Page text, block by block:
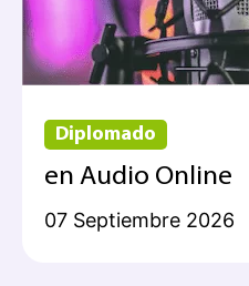
Diplomado
en Audio Online
07 Septiembre 2026